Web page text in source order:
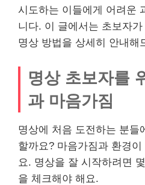
시도하는 이들에게 어려운
니다. 이 글에서는 초보자
명상 방법을 상세히 안내해
명상 초보자를
과 마음가짐
명상에 처음 도전하는 분들
할까요? 마음가짐과 환경
요. 명상을 잘 시작하려면
을 체크해야 해요.